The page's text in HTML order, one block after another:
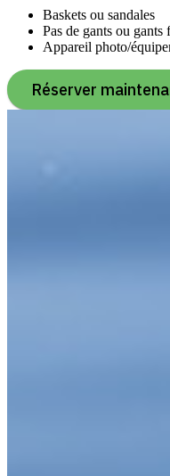
Baskets ou sandales
Pas de gants ou gants
Appareil photo/